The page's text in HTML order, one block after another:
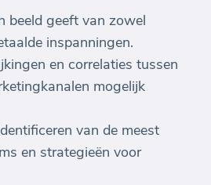
beeld geeft van zowel
inspanningen.
en correlaties tussen
mogelijk
van de meest
en strategieën voor